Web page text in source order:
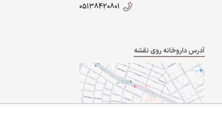
05138420801
آدرس داروخانه روی نقشه